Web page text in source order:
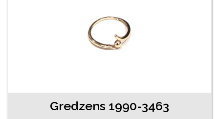
Gredzens 1990-3463